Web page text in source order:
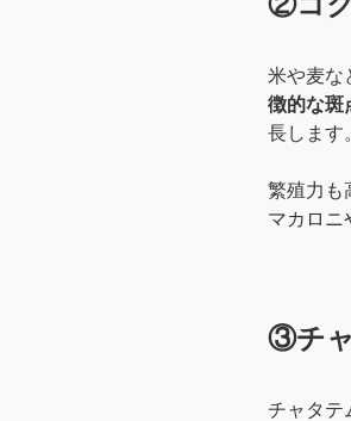
米や麦な
徴的な斑
長します
繁殖力も
マカロニ
③チ
チャタテ